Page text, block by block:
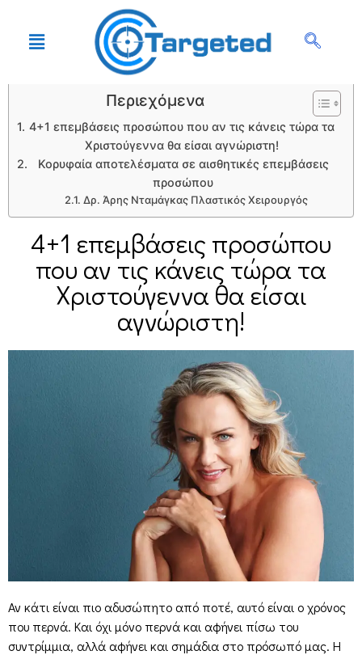
Περιεχόμενα
4+1 επεμβάσεις προσώπου που αν τις κάνεις τώρα τα
Χριστούγεννα θα είσαι αγνώριστη!
Κορυφαία αποτελέσματα σε αισθητικές επεμβάσεις
προσώπου
Δρ. Άρης Νταμάγκας Πλαστικός Χειρουργός
4+1 επεμβάσεις προσώπου
που αν τις κάνεις τώρα τα
Χριστούγεννα θα είσαι
αγνώριστη!
Αν κάτι είναι πιο αδυσώπητο από ποτέ, αυτό είναι ο χρόνος
που περνά. Και όχι μόνο περνά και αφήνει πίσω του
συντρίμμια, αλλά αφήνει και σημάδια στο πρόσωπό μας. Η